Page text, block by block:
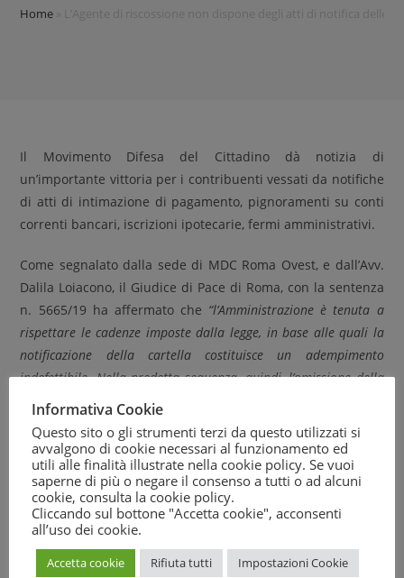
Home L’Agente di riscossione non dispone degli atti di notifica delle
Il Movimento Difesa del Cittadino dà notizia di
un’importante vittoria per i contribuenti vessati da notifiche
di atti di intimazione di pagamento, pignoramenti su conti
correnti bancari, iscrizioni ipotecarie, fermi amministrativi.
Come segnalato dalla sede di MDC Roma Ovest, e dall’Avv.
Dalila Loiacono, il Giudice di Pace di Roma, con la sentenza
n. 5665/19 ha affermato che “l’Amministrazione è tenuta a
rispettare le cadenze imposte dalla legge, in base alle quali la
notificazione della cartella costituisce un adempimento
indefettibile. Nella predetta sequenza, quindi, l’omissione della
notificazione di un atto presupposto costituisce vizio
notificato, nullità che può essere fatta valere dal contribuente
con l’impugnazione dell’atto consequenziale.
Divenuti giuridicamente inesistenti gli atti presupposti, l’atto
notificato è improduttivo di effetti e, pertanto, va dichiarato
inefficace.
Informativa Cookie
Questo sito o gli strumenti terzi da questo utilizzati si
avvalgono di cookie necessari al funzionamento ed
utili alle finalità illustrate nella cookie policy. Se vuoi
saperne di più o negare il consenso a tutti o ad alcuni
cookie, consulta la cookie policy.
Cliccando sul bottone "Accetta cookie", acconsenti
all’uso dei cookie.
Accetta cookie Rifiuta tutti Impostazioni Cookie